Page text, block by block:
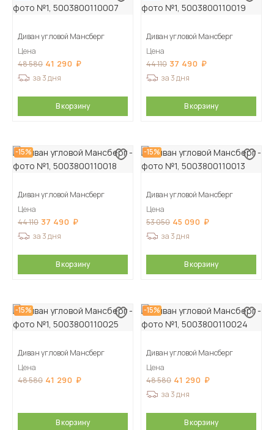
Диван угловой Мансберг
Цена
48 580 41 290
за 3 дня
В корзину
Диван угловой Мансберг
Цена
44 110 37 490
за 3 дня
В корзину
-15%
Диван угловой Мансберг
Цена
44 110 37 490
за 3 дня
В корзину
-15%
Диван угловой Мансберг
Цена
53 050 45 090
за 3 дня
В корзину
-15%
Диван угловой Мансберг
Цена
48 580 41 290
В корзину
-15%
Диван угловой Мансберг
Цена
48 580 41 290
за 3 дня
В корзину